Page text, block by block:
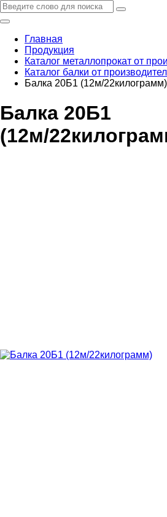
Главная
Продукция
Каталог металлопрокат от
Каталог балки от
Балка 20Б1 (12м/22килограмм)
Балка 20Б1
(12м/